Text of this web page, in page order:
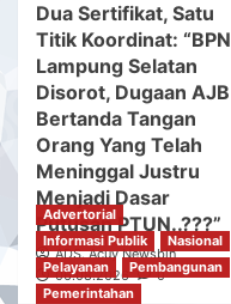
Dua Sertifikat, Satu
Titik Koordinat: “BPN
Lampung Selatan
Disorot, Dugaan AJB
Bertanda Tangan
Orang Yang Telah
Meninggal Justru
Menjadi Dasar
Putusan PTUN..???”
ADS. Acuy Newsbin
06.08.2026
0
Advertorial
Informasi Publik
Nasional
Pelayanan
Pembangunan
Pemerintahan